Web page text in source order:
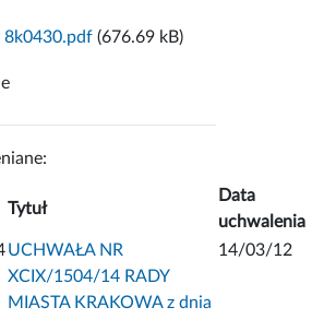
8k0430.pdf (676.69 kB)
Tytuł
Data
uchwalenia
UCHWAŁA NR
XCIX/1504/14 RADY
MIASTA KRAKOWA z dnia
14/03/12